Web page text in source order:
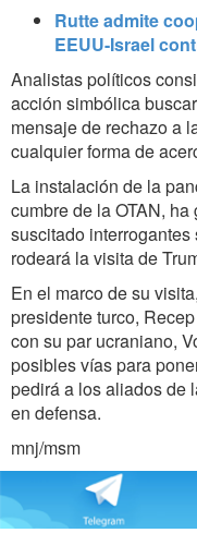
Rutte admite
EEUU-Israel
Analistas políticos
acción simbólica
mensaje de rechazo a
cualquier forma de
La instalación de la
cumbre de la OTAN,
suscitado
rodeará la visita de
En el marco de su
presidente turco,
con su par ucraniano,
posibles vías para
pedirá a los aliados de
en defensa.
mnj/msm